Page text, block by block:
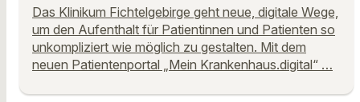
Das Klinikum Fichtelgebirge geht neue, digitale Wege,
um den Aufenthalt für Patientinnen und Patienten so
unkompliziert wie möglich zu gestalten. Mit dem
neuen Patientenportal „Mein Krankenhaus.digital“ …